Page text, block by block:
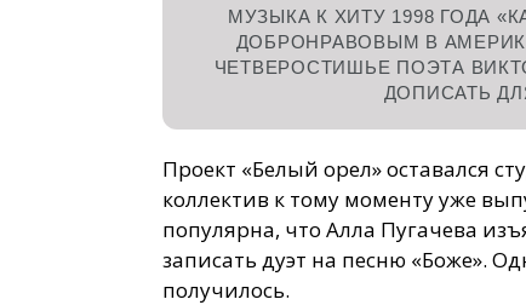
МУЗЫКА К ХИТУ 1998 ГОДА
ДОБРОНРАВОВЫМ В
ЧЕТВЕРОСТИШЬЕ ПОЭТА
ДОПИСАТЬ
Проект «Белый орел» оставался
коллектив к тому моменту уже
популярна, что Алла Пугачева
записать дуэт на песню «Боже».
получилось.